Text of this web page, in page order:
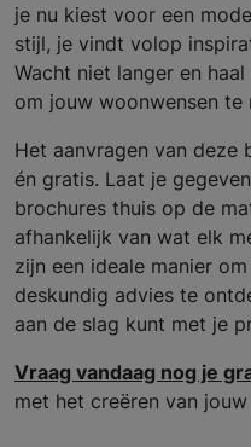
je nu kiest voor een
stijl, je vindt volop
Wacht niet langer en
om jouw woonwensen te
Het aanvragen van deze
én gratis. Laat je
brochures thuis op de
afhankelijk van wat elk
zijn een ideale manier
deskundig advies te
aan de slag kunt met je
Vraag vandaag nog je
met het creëren van